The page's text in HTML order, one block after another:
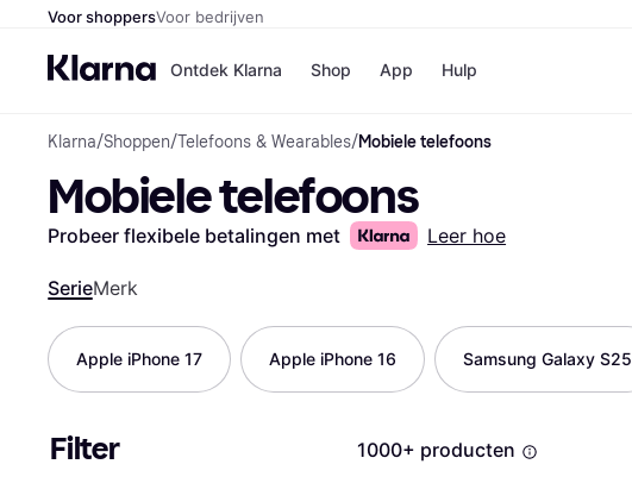
Voor shoppersVoor bedrijven
Ontdek Klarna Shop
Winkels
Booking.com
H&M
Winkeloverzicht
Klussen
App Hulp
Klarna/Shoppen/Telefoons & Wearables/Mobiele telefoons
Mobiele telefoons
Probeer flexibele betalingen met Leer hoe
SerieMerk
Apple iPhone 17 Apple iPhone 16 Samsung Galaxy S25
Filter 1000+ producten